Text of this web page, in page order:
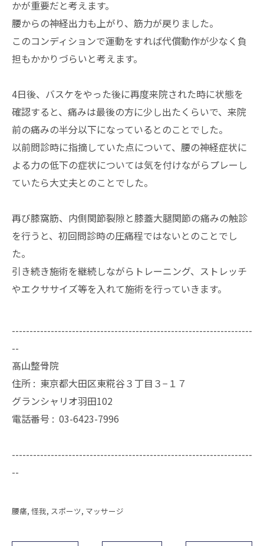
かが重要だと考えます。
腰からの神経出力も上がり、筋力が戻りました。
このコンディションで運動をすれば代償動作が少なく負
担もかかりづらいと考えます。
4日後、バスケをやった後に再度来院された時に状態を
確認すると、痛みは最後の方に少し出たくらいで、来院
前の痛みの半分以下になっているとのことでした。
以前問診時に指摘していた点について、腰の神経症状に
よる力の低下の症状については気を付けながらプレーし
ていたら大丈夫とのことでした。
再び膝窩筋、内側関節裂隙と膝蓋大腿関節の痛みの触診
を行うと、初回問診時の圧痛程ではないとのことでし
た。
引き続き施術を継続しながらトレーニング、ストレッチ
やエクササイズ等を入れて施術を行っていきます。
--------------------------------------------------------------------
--
髙山整骨院
住所 : 東京都大田区東糀谷３丁目３−１７
グランシャリオ羽田102
電話番号 : 03-6423-7996
--------------------------------------------------------------------
--
腰痛 怪我 スポーツ マッサージ